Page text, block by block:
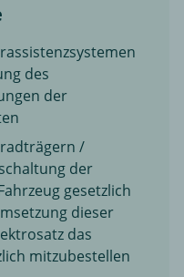
des
der
/
der
gesetzlich
dieser
das
mitzubestellen